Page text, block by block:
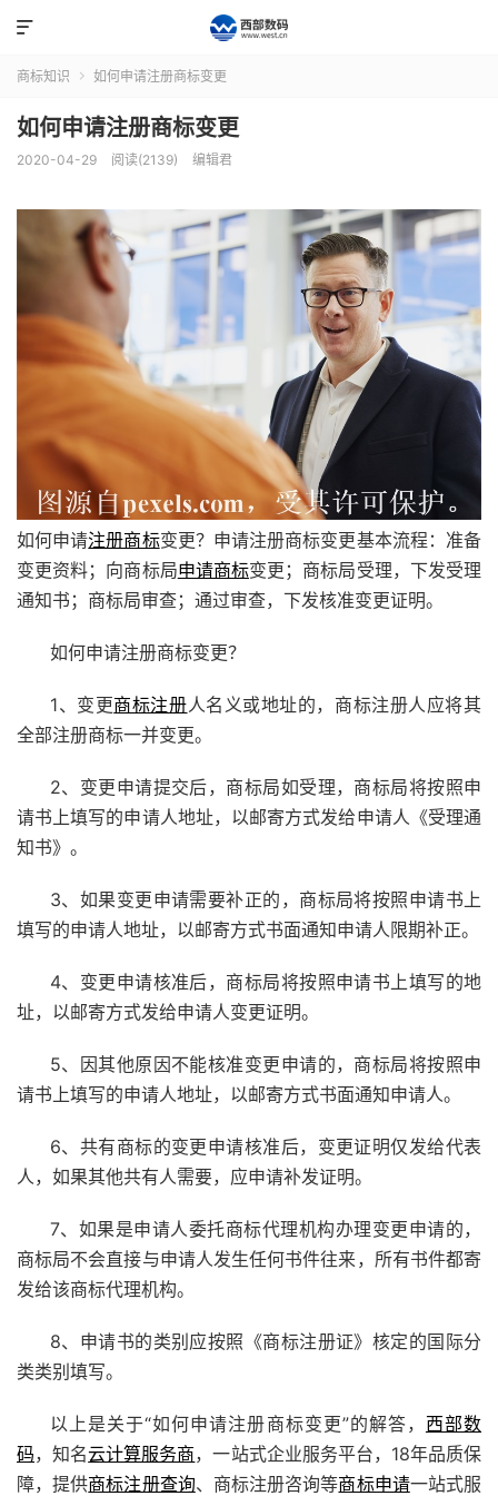

商标知识  如何申请注册商标变更
如何申请注册商标变更
2020-04-29 阅读(2139) 编辑君
如何申请注册商标变更？申请注册商标变更基本流程：准备
变更资料；向商标局申请商标变更；商标局受理，下发受理
通知书；商标局审查；通过审查，下发核准变更证明。
如何申请注册商标变更？
1、变更商标注册人名义或地址的，商标注册人应将其
全部注册商标一并变更。
2、变更申请提交后，商标局如受理，商标局将按照申
请书上填写的申请人地址，以邮寄方式发给申请人《受理通
知书》。
3、如果变更申请需要补正的，商标局将按照申请书上
填写的申请人地址，以邮寄方式书面通知申请人限期补正。
4、变更申请核准后，商标局将按照申请书上填写的地
址，以邮寄方式发给申请人变更证明。
5、因其他原因不能核准变更申请的，商标局将按照申
请书上填写的申请人地址，以邮寄方式书面通知申请人。
6、共有商标的变更申请核准后，变更证明仅发给代表
人，如果其他共有人需要，应申请补发证明。
7、如果是申请人委托商标代理机构办理变更申请的，
商标局不会直接与申请人发生任何书件往来，所有书件都寄
发给该商标代理机构。
8、申请书的类别应按照《商标注册证》核定的国际分
类类别填写。
以上是关于“如何申请注册商标变更”的解答， 西部数
码，知名云计算服务商，一站式企业服务平台，18年品质保
障，提供商标注册查询、商标注册咨询等商标申请一站式服